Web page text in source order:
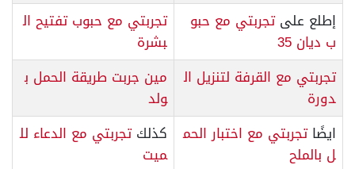
إطلع علىتجربتي مع حبو
ب ديان 35
تجربتي مع حبوب تفتيح ال
بشرة
تجربتي مع القرفة لتنزيل ال
دورة
مين جربت طريقة الحمل ب
ولد
ايضًاتجربتي مع اختبار الحم
ل بالملح
كذلكتجربتي مع الدعاء لل
ميت